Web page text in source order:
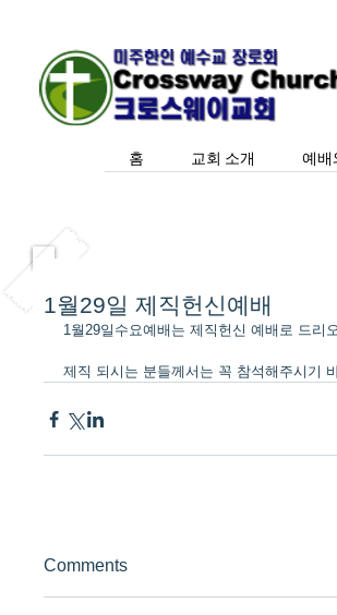
홈 교회 소개 예배
1월29일 제직헌신예배
1월29일수요예배는 제직헌신 예배로 드리
제직 되시는 분들께서는 꼭 참석해주시기
Comments